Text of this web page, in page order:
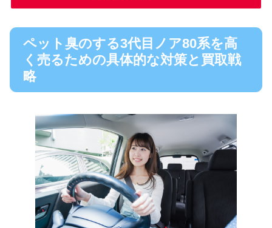
ペット臭のする3代目ノア80系を高
く売るための具体的な対策と買取戦
略